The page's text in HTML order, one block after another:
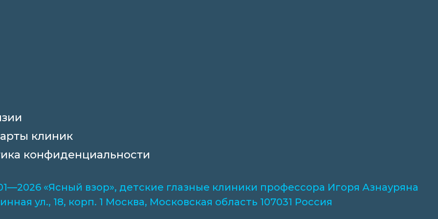
клиник
конфиденциальности
«Ясный взор», детские глазные клиники профессора Игоря Азнауряна
ул., 18, корп. 1 Москва, Московская область 107031 Россия